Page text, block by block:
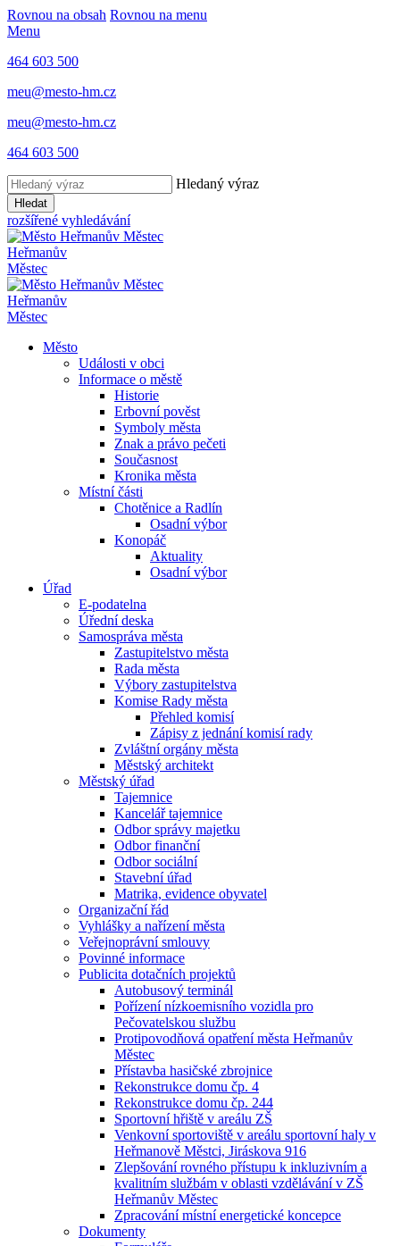
Rovnou na obsah Rovnou na menu
Menu
464 603 500
meu@mesto-hm.cz
meu@mesto-hm.cz
464 603 500
Hledaný výraz
Hledat
rozšířené vyhledávání
Heřmanův
Městec
Heřmanův
Městec
Město
Události v obci
Informace o městě
Historie
Erbovní pověst
Symboly města
Znak a právo pečeti
Současnost
Kronika města
Místní části
Chotěnice a Radlín
Osadní výbor
Konopáč
Aktuality
Osadní výbor
Úřad
E-podatelna
Úřední deska
Samospráva města
Zastupitelstvo města
Rada města
Výbory zastupitelstva
Komise Rady města
Přehled komisí
Zápisy z jednání komisí rady
Zvláštní orgány města
Městský architekt
Městský úřad
Tajemnice
Kancelář tajemnice
Odbor správy majetku
Odbor finanční
Odbor sociální
Stavební úřad
Matrika, evidence obyvatel
Organizační řád
Vyhlášky a nařízení města
Veřejnoprávní smlouvy
Povinné informace
Publicita dotačních projektů
Autobusový terminál
Pořízení nízkoemisního vozidla pro
Pečovatelskou službu
Protipovodňová opatření města Heřmanův
Městec
Přístavba hasičské zbrojnice
Rekonstrukce domu čp. 4
Rekonstrukce domu čp. 244
Sportovní hřiště v areálu ZŠ
Venkovní sportoviště v areálu sportovní haly v
Heřmanově Městci, Jiráskova 916
Zlepšování rovného přístupu k inkluzivním a
kvalitním službám v oblasti vzdělávání v ZŠ
Heřmanův Městec
Zpracování místní energetické koncepce
Dokumenty